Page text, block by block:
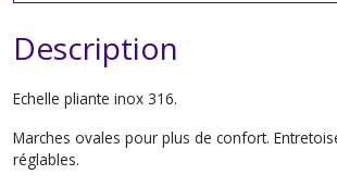
Description
Echelle pliante inox 316.
Marches ovales pour plus de confort.
réglables.